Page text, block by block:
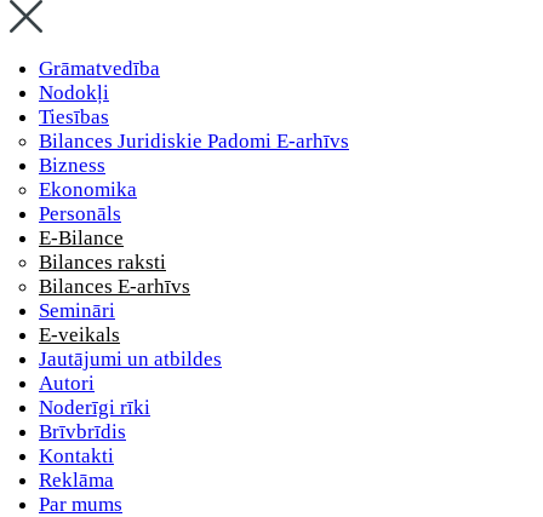
Grāmatvedība
Nodokļi
Tiesības
Bilances Juridiskie Padomi E-arhīvs
Bizness
Ekonomika
Personāls
E-Bilance
Bilances raksti
Bilances E-arhīvs
Semināri
E-veikals
Jautājumi un atbildes
Autori
Noderīgi rīki
Brīvbrīdis
Kontakti
Reklāma
Par mums